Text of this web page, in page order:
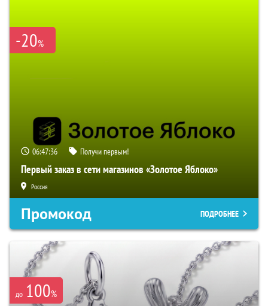
-20%
06:47:35 Получи первым!
Первый заказ в сети магазинов «Золотое Яблоко»
Россия
Промокод ПОДРОБНЕЕ
до 100%